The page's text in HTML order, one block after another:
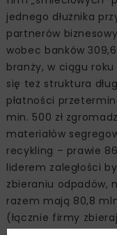
jednego dłużnika
partnerów
wobec banków 309,6
branży, w ciągu roku
się też struktura
płatności
min. 500 zł
materiałów
recykling – prawie
liderem zaległości
zbieraniu odpadów,
razem mają 80,8
(łącznie firmy